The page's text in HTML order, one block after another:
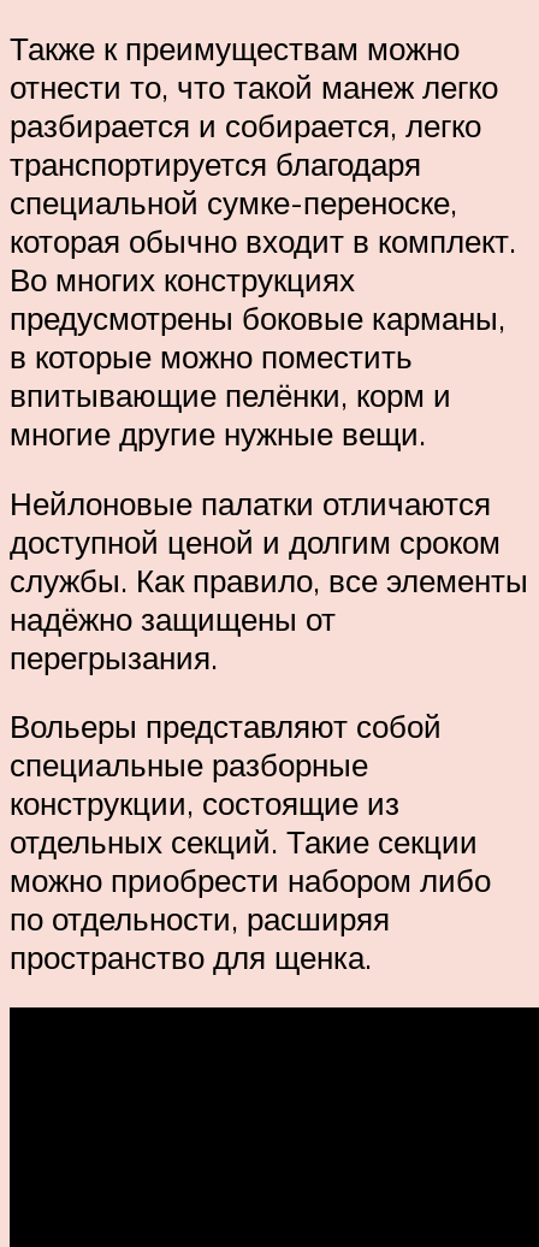
Также к преимуществам можно
отнести то, что такой манеж легко
разбирается и собирается, легко
транспортируется благодаря
специальной сумке-переноске,
которая обычно входит в комплект.
Во многих конструкциях
предусмотрены боковые карманы,
в которые можно поместить
впитывающие пелёнки, корм и
многие другие нужные вещи.
Нейлоновые палатки отличаются
доступной ценой и долгим сроком
службы. Как правило, все элементы
надёжно защищены от
перегрызания.
Вольеры представляют собой
специальные разборные
конструкции, состоящие из
отдельных секций. Такие секции
можно приобрести набором либо
по отдельности, расширяя
пространство для щенка.